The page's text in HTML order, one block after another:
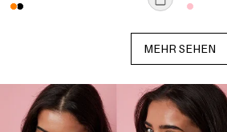
MEHR SEHEN